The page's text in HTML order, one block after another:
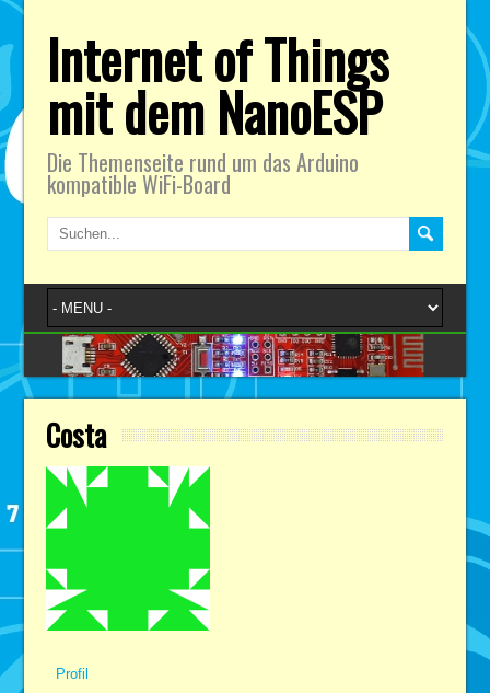
Internet of Things
mit dem NanoESP
Die Themenseite rund um das Arduino
kompatible WiFi-Board
Costa
Profil